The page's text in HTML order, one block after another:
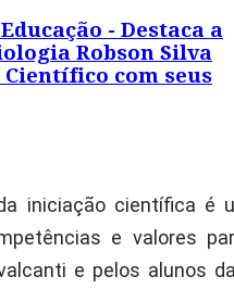
- Destaca a
Robson Silva
com seus
iniciação científica é
e valores
e pelos alunos